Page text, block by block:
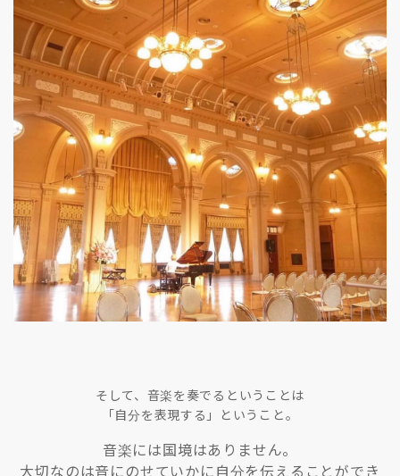
そして、音楽を奏でるということは
「自分を表現する」ということ。
音楽には国境はありません。
大切なのは音にのせていかに自分を伝えることができ